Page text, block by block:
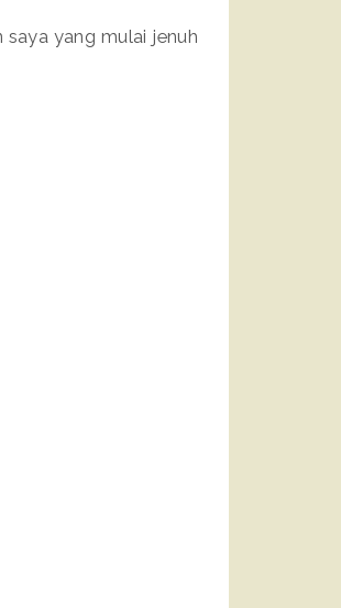
saya yang mulai jenuh